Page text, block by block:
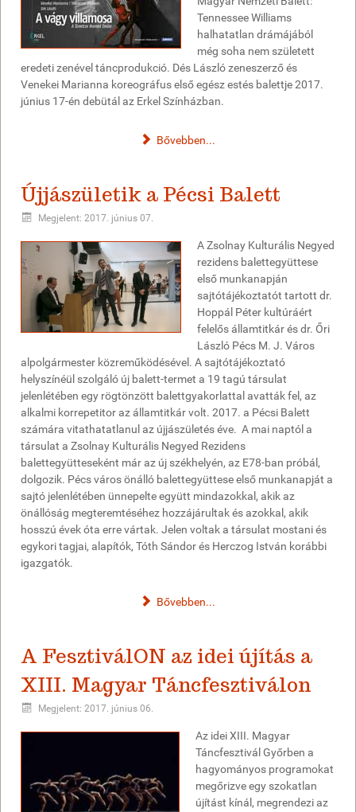
Tennessee Williams
halhatatlan drámájából
még soha nem született
eredeti zenével táncprodukció. Dés László zeneszerző és
Venekei Marianna koreográfus első egész estés balettje 2017.
június 17-én debütál az Erkel Színházban.
Bővebben...
Újjászületik a Pécsi Balett
Megjelent: 2017. június 07.
A Zsolnay Kulturális Negyed
rezidens balettegyüttese
első munkanapján
sajtótájékoztatót tartott dr.
Hoppál Péter kultúráért
felelős államtitkár és dr. Őri
László Pécs M. J. Város
alpolgármester közreműködésével. A sajtótájékoztató
helyszínéül szolgáló új balett-termet a 19 tagú társulat
jelenlétében egy rögtönzött balettgyakorlattal avatták fel, az
alkalmi korrepetitor az államtitkár volt. 2017. a Pécsi Balett
számára vitathatatlanul az újjászületés éve. A mai naptól a
társulat a Zsolnay Kulturális Negyed Rezidens
balettegyütteseként már az új székhelyén, az E78-ban próbál,
dolgozik. Pécs város önálló balettegyüttese első munkanapját a
sajtó jelenlétében ünnepelte együtt mindazokkal, akik az
önállóság megteremtéséhez hozzájárultak és azokkal, akik
hosszú évek óta erre vártak. Jelen voltak a társulat mostani és
egykori tagjai, alapítók, Tóth Sándor és Herczog István korábbi
igazgatók.
Bővebben...
A FesztiválON az idei újítás a
XIII. Magyar Táncfesztiválon
Megjelent: 2017. június 06.
Az idei XIII. Magyar
Táncfesztivál Győrben a
hagyományos programokat
megőrizve egy szokatlan
újítást kínál, megrendezi az